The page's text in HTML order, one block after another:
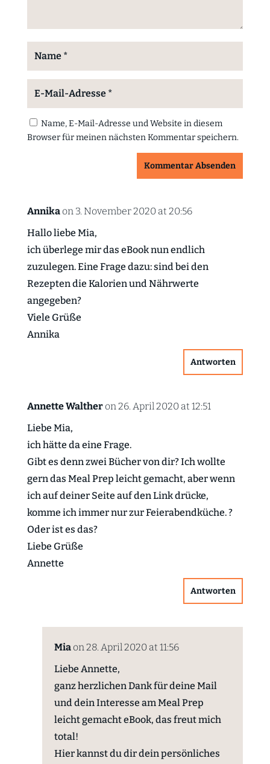
Annika on 3. November 2020 at 20:56
Hallo liebe Mia,
ich überlege mir das eBook nun endlich
zuzulegen. Eine Frage dazu: sind bei den
Rezepten die Kalorien und Nährwerte
angegeben?
Viele Grüße
Annika
Antworten
Annette Walther on 26. April 2020 at 12:51
Liebe Mia,
ich hätte da eine Frage.
Gibt es denn zwei Bücher von dir? Ich wollte
gern das Meal Prep leicht gemacht, aber wenn
ich auf deiner Seite auf den Link drücke,
komme ich immer nur zur Feierabendküche. ?
Oder ist es das?
Liebe Grüße
Annette
Antworten
Mia on 28. April 2020 at 11:56
Liebe Annette,
ganz herzlichen Dank für deine Mail
und dein Interesse am Meal Prep
leicht gemacht eBook, das freut mich
total!
Hier kannst du dir dein persönliches
Name, E-Mail-Adresse und Website in diesem
Browser für meinen nächsten Kommentar speichern.
Kommentar Absenden